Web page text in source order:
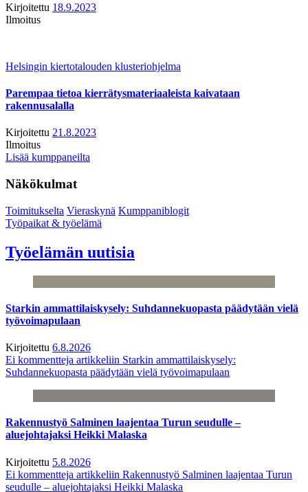
Kirjoitettu 18.9.2023
Ilmoitus
Helsingin kiertotalouden klusteriohjelma
Parempaa tietoa kierrätysmateriaaleista kaivataan
rakennusalalla
Kirjoitettu 21.8.2023
Ilmoitus
Lisää kumppaneilta
Näkökulmat
Toimitukselta Vieraskynä Kumppaniblogit
Työpaikat & työelämä
Työelämän uutisia
Starkin ammattilaiskysely: Suhdannekuopasta päädytään vielä
työvoimapulaan
Kirjoitettu 6.8.2026
Ei kommentteja artikkeliin Starkin ammattilaiskysely:
Suhdannekuopasta päädytään vielä työvoimapulaan
Rakennustyö Salminen laajentaa Turun seudulle –
aluejohtajaksi Heikki Malaska
Kirjoitettu 5.8.2026
Ei kommentteja artikkeliin Rakennustyö Salminen laajentaa Turun
seudulle – aluejohtajaksi Heikki Malaska